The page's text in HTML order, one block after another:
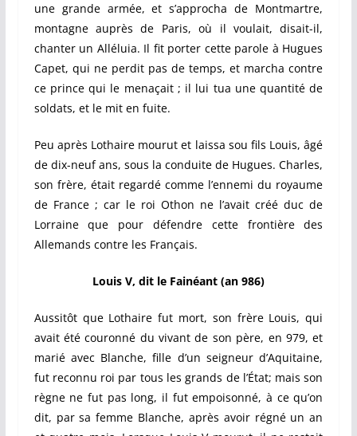
une grande armée, et s’approcha de Montmartre,
montagne auprès de Paris, où il voulait, disait-il,
chanter un Alléluia. Il fit porter cette parole à Hugues
Capet, qui ne perdit pas de temps, et marcha contre
ce prince qui le menaçait ; il lui tua une quantité de
soldats, et le mit en fuite.
Peu après Lothaire mourut et laissa sou fils Louis, âgé
de dix-neuf ans, sous la conduite de Hugues. Charles,
son frère, était regardé comme l’ennemi du royaume
de France ; car le roi Othon ne l’avait créé duc de
Lorraine que pour défendre cette frontière des
Allemands contre les Français.
Louis V, dit le Fainéant (an 986)
Aussitôt que Lothaire fut mort, son frère Louis, qui
avait été couronné du vivant de son père, en 979, et
marié avec Blanche, fille d’un seigneur d’Aquitaine,
fut reconnu roi par tous les grands de l’État; mais son
règne ne fut pas long, il fut empoisonné, à ce qu’on
dit, par sa femme Blanche, après avoir régné un an